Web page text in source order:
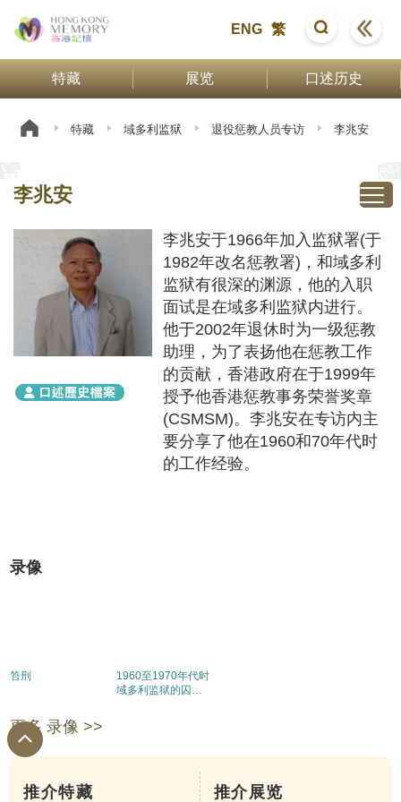
ENG 繁
特藏 展览 口述历史
特藏 域多利监狱 退役惩教人员专访 李兆安
李兆安
李兆安于1966年加入监狱署(于
1982年改名惩教署)，和域多利
监狱有很深的渊源，他的入职
面试是在域多利监狱内进行。
他于2002年退休时为一级惩教
助理，为了表扬他在惩教工作
的贡献，香港政府在于1999年
授予他香港惩教事务荣誉奖章
(CSMSM)。李兆安在专访内主
要分享了他在1960和70年代时
的工作经验。
录像
笞刑
1960至1970年代时
域多利监狱的囚犯
更多 录像 >>
推介特藏 推介展览